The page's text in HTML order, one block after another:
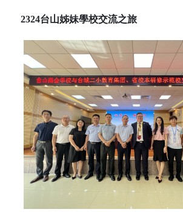
2324台山姊妹學校交流之旅